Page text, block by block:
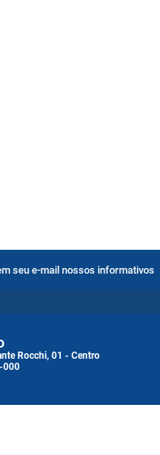
seu e-mail nossos informativos
Rocchi, 01 - Centro
000